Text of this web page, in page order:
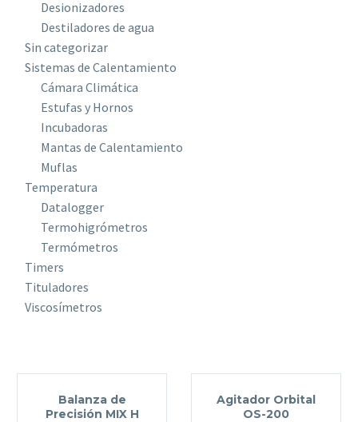
Desionizadores
Destiladores de agua
Sin categorizar
Sistemas de Calentamiento
Cámara Climática
Estufas y Hornos
Incubadoras
Mantas de Calentamiento
Muflas
Temperatura
Datalogger
Termohigrómetros
Termómetros
Timers
Tituladores
Viscosímetros
Balanza de
Precisión MIX H
Agitador Orbital
OS-200